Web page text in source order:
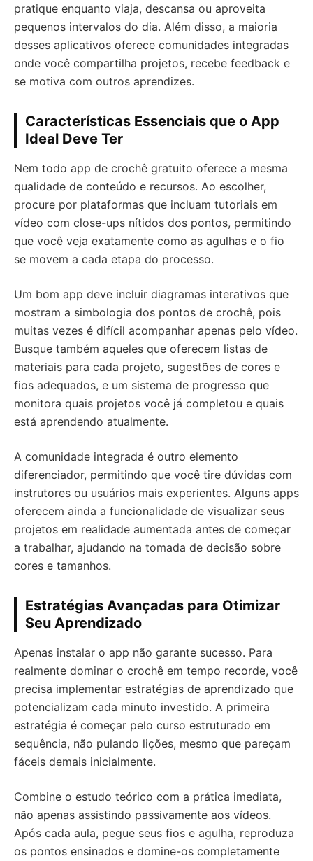
pratique enquanto viaja, descansa ou aproveita
pequenos intervalos do dia. Além disso, a maioria
desses aplicativos oferece comunidades integradas
onde você compartilha projetos, recebe feedback e
se motiva com outros aprendizes.
Características Essenciais que o App
Ideal Deve Ter
Nem todo app de crochê gratuito oferece a mesma
qualidade de conteúdo e recursos. Ao escolher,
procure por plataformas que incluam tutoriais em
vídeo com close-ups nítidos dos pontos, permitindo
que você veja exatamente como as agulhas e o fio
se movem a cada etapa do processo.
Um bom app deve incluir diagramas interativos que
mostram a simbologia dos pontos de crochê, pois
muitas vezes é difícil acompanhar apenas pelo vídeo.
Busque também aqueles que oferecem listas de
materiais para cada projeto, sugestões de cores e
fios adequados, e um sistema de progresso que
monitora quais projetos você já completou e quais
está aprendendo atualmente.
A comunidade integrada é outro elemento
diferenciador, permitindo que você tire dúvidas com
instrutores ou usuários mais experientes. Alguns apps
oferecem ainda a funcionalidade de visualizar seus
projetos em realidade aumentada antes de começar
a trabalhar, ajudando na tomada de decisão sobre
cores e tamanhos.
Estratégias Avançadas para Otimizar
Seu Aprendizado
Apenas instalar o app não garante sucesso. Para
realmente dominar o crochê em tempo recorde, você
precisa implementar estratégias de aprendizado que
potencializam cada minuto investido. A primeira
estratégia é começar pelo curso estruturado em
sequência, não pulando lições, mesmo que pareçam
fáceis demais inicialmente.
Combine o estudo teórico com a prática imediata,
não apenas assistindo passivamente aos vídeos.
Após cada aula, pegue seus fios e agulha, reproduza
os pontos ensinados e domine-os completamente